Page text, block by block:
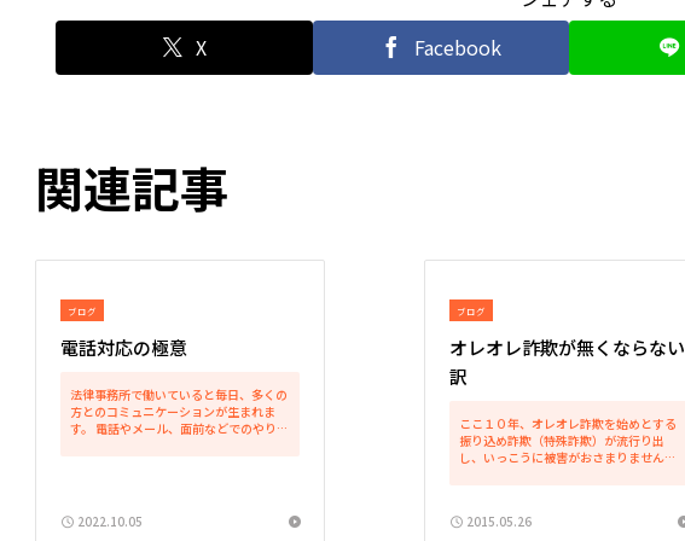
X
Facebook
関連記事
ブログ
電話対応の極意
法律事務所で働いていると毎日、多くの
方とのコミュニケーションが生まれま
す。 電話やメール、面前などでのやりと
2022.10.05
ブログ
オレオレ詐欺が無くならない
訳
ここ１０年、オレオレ詐欺を始めとする
振り込め詐欺（特殊詐欺）が流行り出
し、いっこうに被害がおさまりません。
士として何もできないも...
2015.05.26